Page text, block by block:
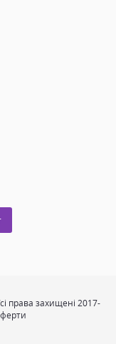
права захищені 2017-